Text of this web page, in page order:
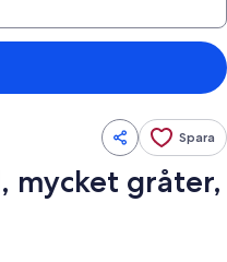
Spara
mycket gråter,